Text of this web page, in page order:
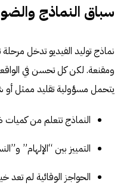
سباق النماذج
نماذج توليد الفيديو تدخل
ومقنعة. لكن كل تحسن في
يتحمل مسؤولية تقليد ممثل
النماذج تتعلم من
التمييز بين “الإلهام”
الحواجز الوقائية لم تعد